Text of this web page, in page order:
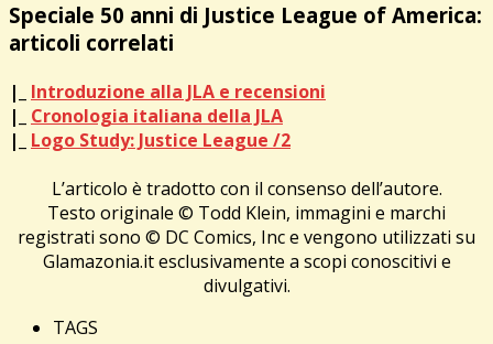
Speciale 50 anni di Justice League of America:
articoli correlati
|_ Introduzione alla JLA e recensioni
|_ Cronologia italiana della JLA
|_ Logo Study: Justice League /2
L’articolo è tradotto con il consenso dell’autore.
Testo originale © Todd Klein, immagini e marchi
registrati sono © DC Comics, Inc e vengono utilizzati su
Glamazonia.it esclusivamente a scopi conoscitivi e
divulgativi.
TAGS